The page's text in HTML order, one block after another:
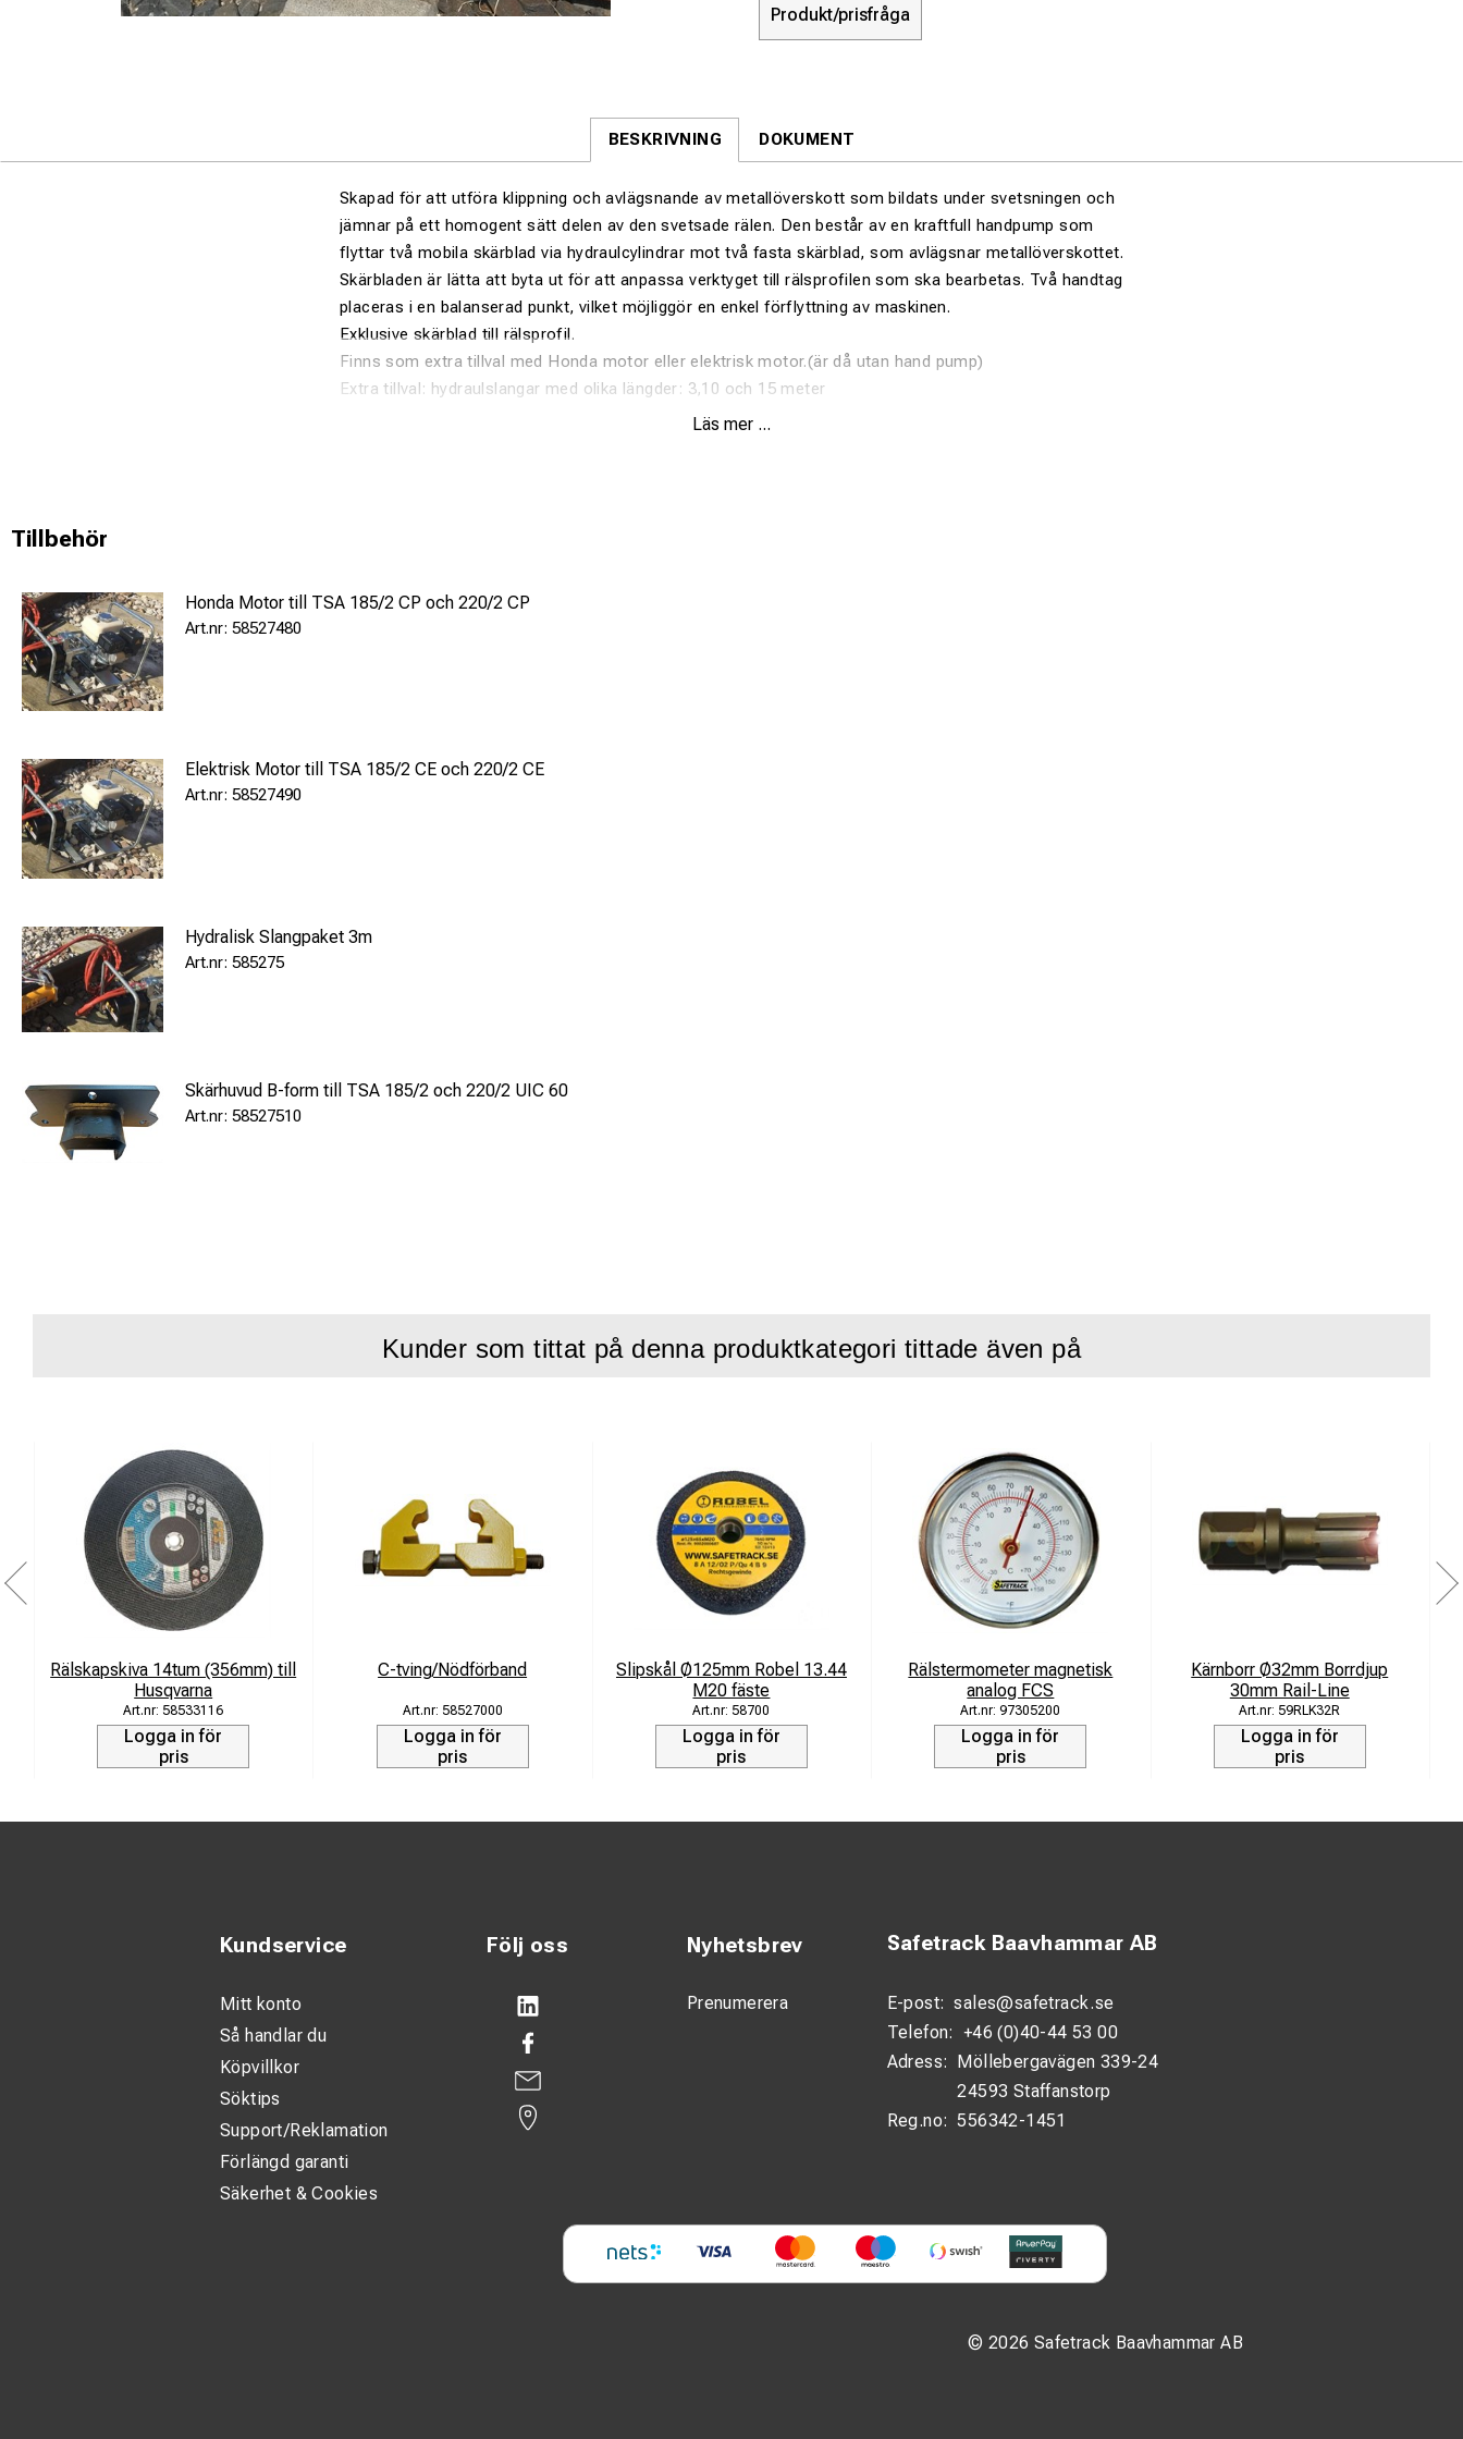
Produkt/prisfråga
BESKRIVNING DOKUMENT
Skapad för att utföra klippning och avlägsnande av metallöverskott som bildats under svetsningen och
jämnar på ett homogent sätt delen av den svetsade rälen. Den består av en kraftfull handpump som
flyttar två mobila skärblad via hydraulcylindrar mot två fasta skärblad, som avlägsnar metallöverskottet.
Skärbladen är lätta att byta ut för att anpassa verktyget till rälsprofilen som ska bearbetas. Två handtag
placeras i en balanserad punkt, vilket möjliggör en enkel förflyttning av maskinen.
Exklusive skärblad till rälsprofil.
Finns som extra tillval med Honda motor eller elektrisk motor.(är då utan hand pump)
Extra tillval: hydraulslangar med olika längder: 3,10 och 15 meter
Läs mer ...
Tillbehör
Honda Motor till TSA 185/2 CP och 220/2 CP
58527480
Elektrisk Motor till TSA 185/2 CE och 220/2 CE
58527490
Hydralisk Slangpaket 3m
585275
Skärhuvud B-form till TSA 185/2 och 220/2 UIC 60
58527510
Kunder som tittat på denna produktkategori tittade även på
Rälskapskiva 14tum (356mm) till
Husqvarna
58533116
Logga in för
pris
C-tving/Nödförband
58527000
Logga in för
pris
Slipskål Ø125mm Robel 13.44
M20 fäste
58700
Logga in för
pris
Rälstermometer magnetisk
analog FCS
97305200
Logga in för
pris
Kärnborr Ø32mm Borrdjup
30mm Rail-Line
59RLK32R
Logga in för
pris
Följ oss Nyhetsbrev
Prenumerera
© 2026 Safetrack Baavhammar AB
Safetrack Baavhammar AB
E-post: sales@safetrack.se
Telefon: +46 (0)40-44 53 00
Adress:
Möllebergavägen 339-24
24593 Staffanstorp
Reg.no: 556342-1451
Kundservice
Mitt konto
Så handlar du
Köpvillkor
Söktips
Support/Reklamation
Förlängd garanti
Säkerhet & Cookies